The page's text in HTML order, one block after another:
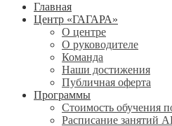
Главная
Центр «ГАГАРА»
О центре
О руководителе
Команда
Наши достижения
Публичная оферта
Программы
Стоимость обучения
Расписание